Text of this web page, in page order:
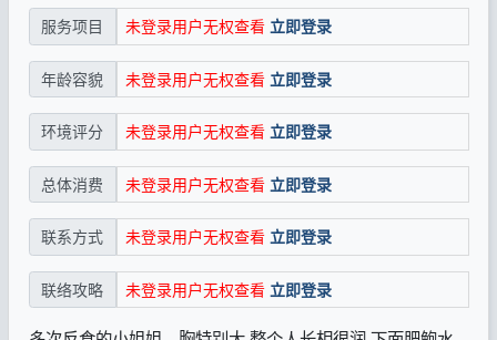
服务项目 未登录用户无权查看 立即登录
年龄容貌 未登录用户无权查看 立即登录
环境评分 未登录用户无权查看 立即登录
总体消费 未登录用户无权查看 立即登录
联系方式 未登录用户无权查看 立即登录
联络攻略 未登录用户无权查看 立即登录